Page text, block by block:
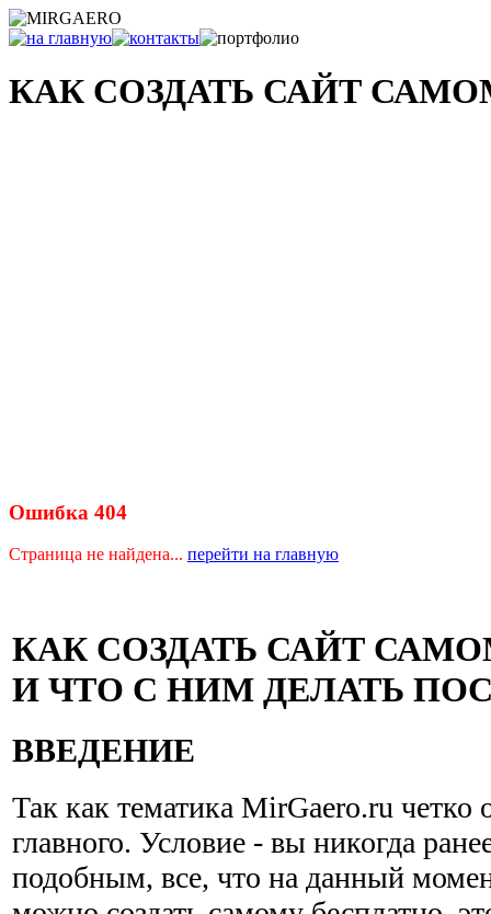
КАК СОЗДАТЬ САЙТ
Ошибка 404
Страница не найдена... перейти на главную
КАК СОЗДАТЬ САЙТ
И ЧТО С НИМ ДЕЛАТЬ
ВВЕДЕНИЕ
Так как тематика MirGaero.ru четко
главного. Условие - вы никогда
подобным, все, что на данный